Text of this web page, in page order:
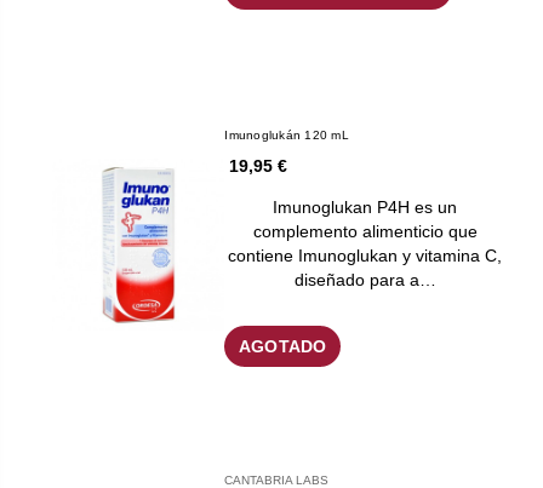
Imunoglukán 120 mL
19,95 €
Imunoglukan P4H es un
complemento alimenticio que
contiene Imunoglukan y vitamina C,
diseñado para a…
AGOTADO
CANTABRIA LABS